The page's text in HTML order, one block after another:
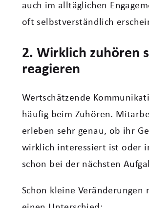
auch im alltäglichen
oft selbstverständlich
2. Wirklich zuhören
reagieren
Wertschätzende
häufig beim Zuhören.
erleben sehr genau, ob ihr
wirklich interessiert ist oder
schon bei der nächsten
Schon kleine Veränderungen